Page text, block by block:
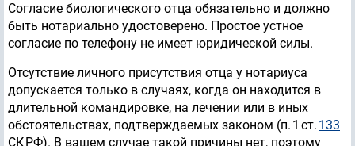
Согласие биологического отца обязательно и должно
быть нотариально удостоверено. Простое устное
согласие по телефону не имеет юридической силы.
Отсутствие личного присутствия отца у нотариуса
допускается только в случаях, когда он находится в
длительной командировке, на лечении или в иных
обстоятельствах, подтверждаемых законом (п. 1 ст. 133
СК РФ). В вашем случае такой причины нет, поэтому